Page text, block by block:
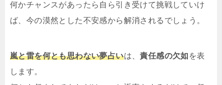
何かチャンスがあったら自ら引き受けて挑戦していけ
ば、今の漠然とした不安感から解消されるでしょう。
嵐と雷を何とも思わない夢占いは、責任感の欠如 を表
します。